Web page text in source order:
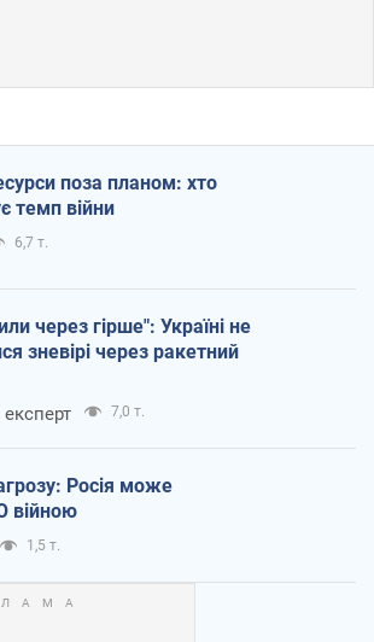
поза планом: хто
темп війни
6,7 т.
через гірше": Україні не
зневірі через ракетний
7,0 т.
Росія може
війною
1,5 т.